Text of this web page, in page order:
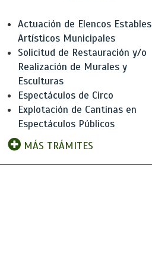
Actuación de Elencos Estables
Artísticos Municipales
Solicitud de Restauración y/o
Realización de Murales y
Esculturas
Espectáculos de Circo
Explotación de Cantinas en
Espectáculos Públicos
MÁS TRÁMITES